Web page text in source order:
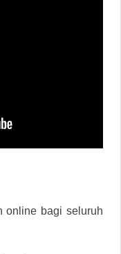
online bagi seluruh